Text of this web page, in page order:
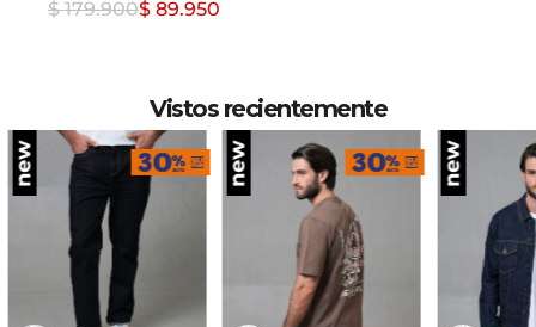
$ 179.900$ 89.950
Vistos recientemente